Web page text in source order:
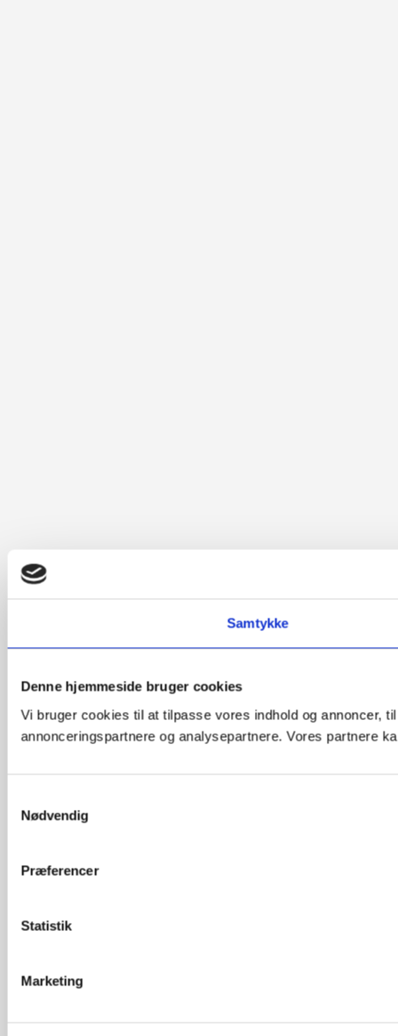
Samtykke
Denne hjemmeside bruger cookies
Vi bruger cookies til at tilpasse vores indhold og annoncer,
annonceringspartnere og analysepartnere. Vores partnere
Nødvendig
Præferencer
Statistik
Marketing